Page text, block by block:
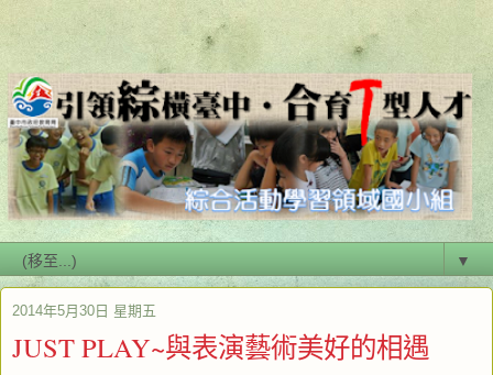
▼
2014年5月30日 星期五
JUST PLAY~與表演藝術美好的相遇